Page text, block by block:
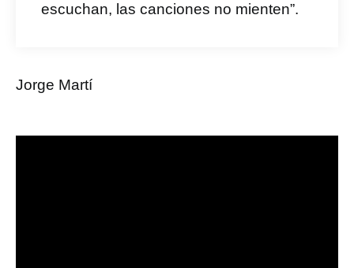
escuchan, las canciones no mienten”.
Jorge Martí